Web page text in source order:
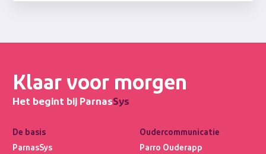
Klaar voor morgen
Het begint bij ParnasSys
De basis
ParnasSys
Oudercommunicatie
Parro Ouderapp